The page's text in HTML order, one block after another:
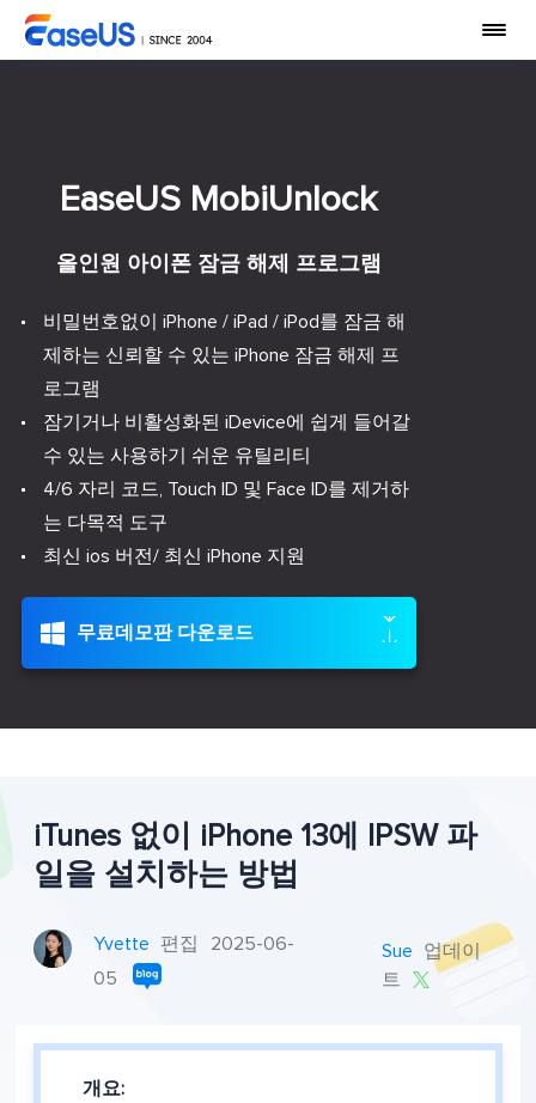
EaseUS MobiUnlock
올인원 아이폰 잠금 해제 프로그램
비밀번호없이 iPhone / iPad / iPod를 잠금 해
제하는 신뢰할 수 있는 iPhone 잠금 해제 프
로그램
잠기거나 비활성화된 iDevice에 쉽게 들어갈
수 있는 사용하기 쉬운 유틸리티
4/6 자리 코드, Touch ID 및 Face ID를 제거하
는 다목적 도구
최신 ios 버전/ 최신 iPhone 지원
 무료데모판 다운로드
iTunes 없이 iPhone 13에 IPSW 파
일을 설치하는 방법
Yvette 편집
2025-06-
05
Sue
업데이
트

개요: